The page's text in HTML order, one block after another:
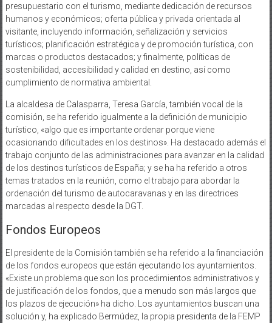
presupuestario con el turismo, mediante dedicación de recursos
humanos y económicos; oferta pública y privada orientada al
visitante, incluyendo información, señalización y servicios
turísticos; planificación estratégica y de promoción turística, con
marcas o productos destacados; y finalmente, políticas de
sostenibilidad, accesibilidad y calidad en destino, así como
cumplimiento de normativa ambiental.
La alcaldesa de Calasparra, Teresa García, también vocal de la
comisión, se ha referido igualmente a la definición de municipio
turístico, «algo que es importante ordenar porque viene
ocasionando dificultades en los destinos». Ha destacado además el
trabajo conjunto de las administraciones para avanzar en la calidad
de los destinos turísticos de España; y se ha ha referido a otros
temas tratados en la reunión, como el trabajo para abordar la
ordenación del turismo de autocaravanas y en las directrices
marcadas al respecto desde la DGT.
Fondos Europeos
El presidente de la Comisión también se ha referido a la financiación
de los fondos europeos que están ejecutando los ayuntamientos.
«Existe un problema que son los procedimientos administrativos y
de justificación de los fondos, que a menudo son más largos que
los plazos de ejecución» ha dicho. Los ayuntamientos buscan una
solución y, ha explicado Bermúdez, la propia presidenta de la FEMP